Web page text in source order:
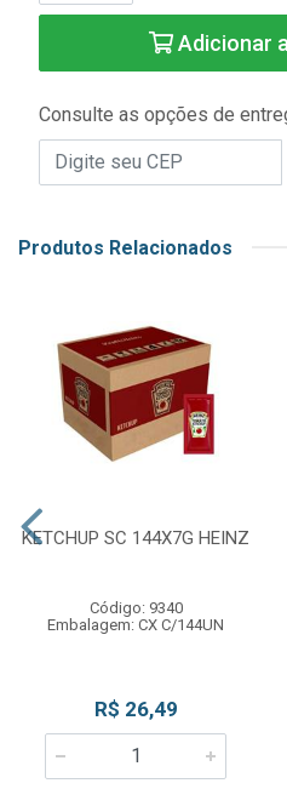
Adicionar
Consulte as opções de
Produtos Relacionados
KETCHUP SC 144X7G HEINZ
Código: 9340
Embalagem: CX C/144UN
R$ 26,49